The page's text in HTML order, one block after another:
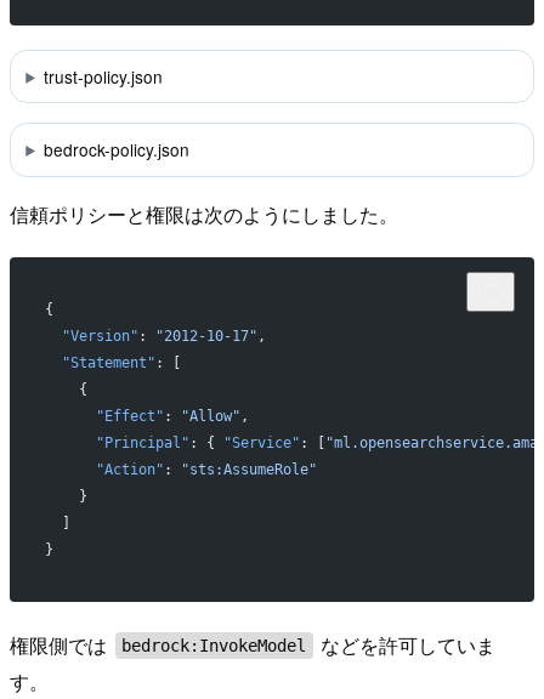
trust-policy.json
bedrock-policy.json
信頼ポリシーと権限は次のようにしました。
{
  "Version"
: "2012-10-17" ,
  "Statement"
: [
    {
      "Effect"
: "Allow" ,
      "Principal"
: { "Service" : [
      "Action"
:
"sts:AssumeRole"
    }
}
権限側では bedrock:InvokeModel
などを許可していま
す。